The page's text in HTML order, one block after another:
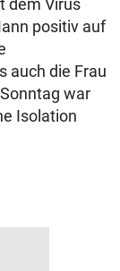
dem Virus
positiv auf
auch die Frau
war
Isolation